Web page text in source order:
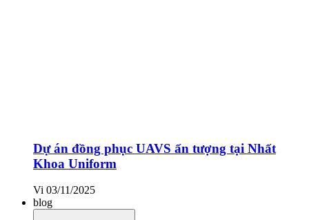
Dự án đồng phục UAVS ấn tượng tại Nhất
Khoa Uniform
Vi 03/11/2025
blog